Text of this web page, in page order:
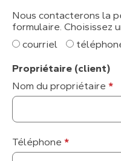
Nous contacterons la
formulaire. Choisissez
courriel
Propriétaire (client)
Nom du propriétaire *
Téléphone *